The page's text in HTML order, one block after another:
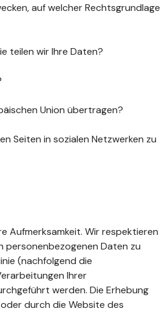
auf welcher Rechtsgrundlage
teilen wir Ihre Daten?
Union übertragen?
Seiten in sozialen Netzwerken zu
Aufmerksamkeit. Wir respektieren
personenbezogenen Daten zu
(nachfolgend die
Ihrer
werden. Die Erhebung
durch die Website des